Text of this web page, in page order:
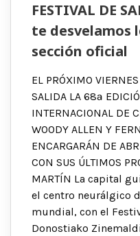
FESTIVAL DE
te desvelamos
sección oficial
EL PRÓXIMO
SALIDA LA 68ª
INTERNACIONAL DE
WOODY ALLEN Y
ENCARGARÁN DE
CON SUS ÚLTIMOS
MARTÍN La capital
el centro neurálgico
mundial, con el
Donostiako